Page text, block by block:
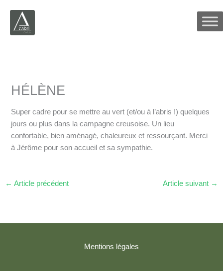
contenu
HÉLÈNE
Super cadre pour se mettre au vert (et/ou à l’abris !) quelques
jours ou plus dans la campagne creusoise. Un lieu
confortable, bien aménagé, chaleureux et ressourçant. Merci
à Jérôme pour son accueil et sa sympathie.
← Article précédent Article suivant →
Mentions légales